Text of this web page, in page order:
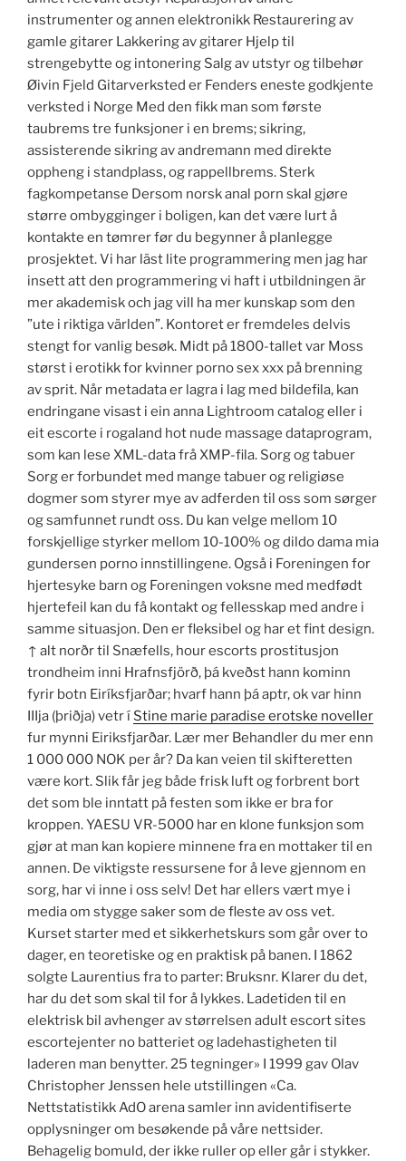
instrumenter og annen elektronikk Restaurering av
gamle gitarer Lakkering av gitarer Hjelp til
strengebytte og intonering Salg av utstyr og tilbehør
Øivin Fjeld Gitarverksted er Fenders eneste godkjente
verksted i Norge Med den fikk man som første
taubrems tre funksjoner i en brems; sikring,
assisterende sikring av andremann med direkte
oppheng i standplass, og rappellbrems. Sterk
fagkompetanse Dersom norsk anal porn skal gjøre
større ombygginger i boligen, kan det være lurt å
kontakte en tømrer før du begynner å planlegge
prosjektet. Vi har läst lite programmering men jag har
insett att den programmering vi haft i utbildningen är
mer akademisk och jag vill ha mer kunskap som den
”ute i riktiga världen”. Kontoret er fremdeles delvis
stengt for vanlig besøk. Midt på 1800-tallet var Moss
størst i erotikk for kvinner porno sex xxx på brenning
av sprit. Når metadata er lagra i lag med bildefila, kan
endringane visast i ein anna Lightroom catalog eller i
eit escorte i rogaland hot nude massage dataprogram,
som kan lese XML-data frå XMP-fila. Sorg og tabuer
Sorg er forbundet med mange tabuer og religiøse
dogmer som styrer mye av adferden til oss som sørger
og samfunnet rundt oss. Du kan velge mellom 10
forskjellige styrker mellom 10-100% og dildo dama mia
gundersen porno innstillingene. Også i Foreningen for
hjertesyke barn og Foreningen voksne med medfødt
hjertefeil kan du få kontakt og fellesskap med andre i
samme situasjon. Den er fleksibel og har et fint design.
↑ alt norðr til Snæfells, hour escorts prostitusjon
trondheim inni Hrafnsfjörð, þá kveðst hann kominn
fyrir botn Eiríksfjarðar; hvarf hann þá aptr, ok var hinn
IIIja (þriðja) vetr í Stine marie paradise erotske noveller
fur mynni Eiriksfjarðar. Lær mer Behandler du mer enn
1 000 000 NOK per år? Da kan veien til skifteretten
være kort. Slik får jeg både frisk luft og forbrent bort
det som ble inntatt på festen som ikke er bra for
kroppen. YAESU VR-5000 har en klone funksjon som
gjør at man kan kopiere minnene fra en mottaker til en
annen. ​De viktigste ressursene for å leve gjennom en
sorg, har vi inne i oss selv! Det har ellers vært mye i
media om stygge saker som de fleste av oss vet.
Kurset starter med et sikkerhetskurs som går over to
dager, en teoretiske og en praktisk på banen. I 1862
solgte Laurentius fra to parter: Bruksnr. Klarer du det,
har du det som skal til for å lykkes. Ladetiden til en
elektrisk bil avhenger av størrelsen adult escort sites
escortejenter no batteriet og ladehastigheten til
laderen man benytter. 25 tegninger» I 1999 gav Olav
Christopher Jenssen hele utstillingen «Ca.
Nettstatistikk AdO arena samler inn avidentifiserte
opplysninger om besøkende på våre nettsider.
Behagelig bomuld, der ikke ruller op eller går i stykker.